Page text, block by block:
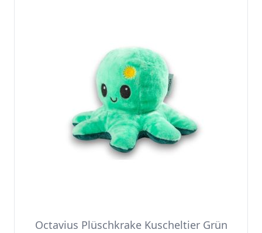
Octavius Plüschkrake Kuscheltier Grün